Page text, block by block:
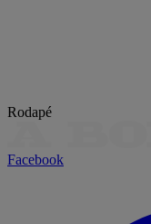
Rodapé
Facebook